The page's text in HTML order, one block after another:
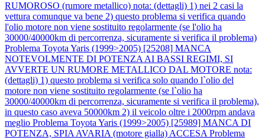
RUMOROSO (rumore metallico) nota: (dettagli) 1) nei 2 casi la
vettura comunque va bene 2) questo problema si verifica quando
l'olio motore non viene sostituito regolarmente (se l'olio ha
30000/40000km di percorrenza, sicuramente si verifica il problema)
Problema Toyota Yaris (1999>2005) [25208] MANCA
NOTEVOLMENTE DI POTENZA AI BASSI REGIMI, SI
AVVERTE UN RUMORE METALLICO DAL MOTORE nota:
(dettagli) 1) questo problema si verifica solo quando l`olio del
motore non viene sostituito regolarmente (se l`olio ha
30000/40000km di percorrenza, sicuramente si verifica il problema),
in questo caso aveva 50000km 2) il veicolo oltre i 2000rpm andava
meglio Problema Toyota Yaris (1999>2005) [25989] MANCA DI
POTENZA, SPIA AVARIA (motore gialla) ACCESA Problema